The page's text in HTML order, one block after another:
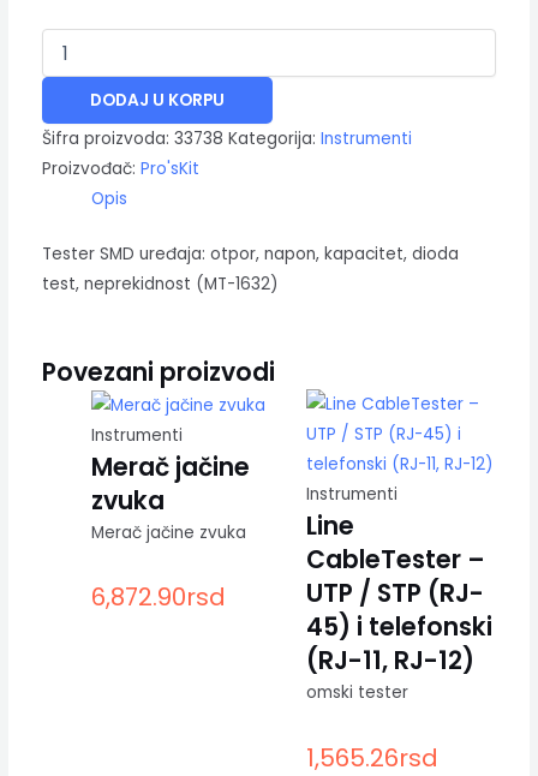
DODAJ U KORPU
Šifra proizvoda: 33738 Kategorija: Instrumenti
Proizvođač: Pro'sKit
Opis
Tester SMD uređaja: otpor, napon, kapacitet, dioda
test, neprekidnost (MT-1632)
Povezani proizvodi
Instrumenti
Merač jačine
zvuka
Merač jačine zvuka
6,872.90rsd
Instrumenti
Line
CableTester –
UTP / STP (RJ-
45) i telefonski
(RJ-11, RJ-12)
omski tester
1,565.26rsd